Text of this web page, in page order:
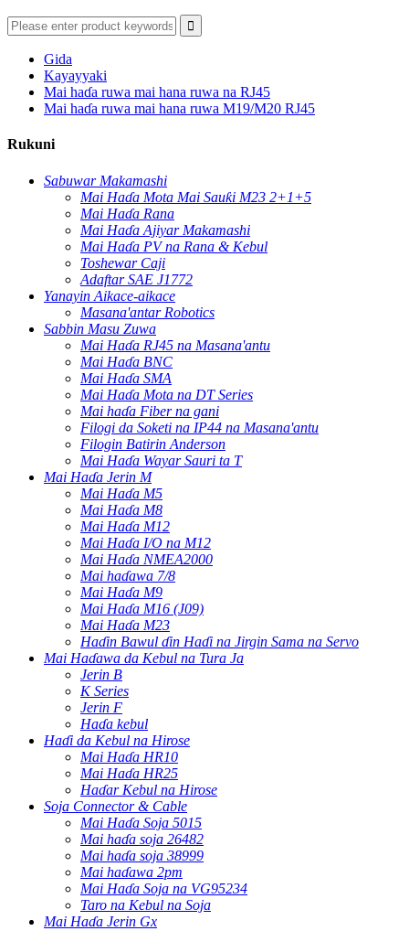
Gida
Kayayyaki
Mai haɗa ruwa mai hana ruwa na RJ45
Mai haɗa ruwa mai hana ruwa M19/M20 RJ45
Rukuni
Sabuwar Makamashi
Mai Haɗa Mota Mai Sauƙi M23 2+1+5
Mai Haɗa Rana
Mai Haɗa Ajiyar Makamashi
Mai Haɗa PV na Rana & Kebul
Toshewar Caji
Adaftar SAE J1772
Yanayin Aikace-aikace
Masana'antar Robotics
Sabbin Masu Zuwa
Mai Haɗa RJ45 na Masana'antu
Mai Haɗa BNC
Mai Haɗa SMA
Mai Haɗa Mota na DT Series
Mai haɗa Fiber na gani
Filogi da Soketi na IP44 na Masana'antu
Filogin Batirin Anderson
Mai Haɗa Wayar Sauri ta T
Mai Haɗa Jerin M
Mai Haɗa M5
Mai Haɗa M8
Mai Haɗa M12
Mai Haɗa I/O na M12
Mai Haɗa NMEA2000
Mai haɗawa 7/8
Mai Haɗa M9
Mai Haɗa M16 (J09)
Mai Haɗa M23
Haɗin Bawul ɗin Haɗi na Jirgin Sama na Servo
Mai Haɗawa da Kebul na Tura Ja
Jerin B
K Series
Jerin F
Haɗa kebul
Haɗi da Kebul na Hirose
Mai Haɗa HR10
Mai Haɗa HR25
Haɗar Kebul na Hirose
Soja Connector & Cable
Mai Haɗa Soja 5015
Mai haɗa soja 26482
Mai haɗa soja 38999
Mai haɗawa 2pm
Mai Haɗa Soja na VG95234
Taro na Kebul na Soja
Mai Haɗa Jerin Gx